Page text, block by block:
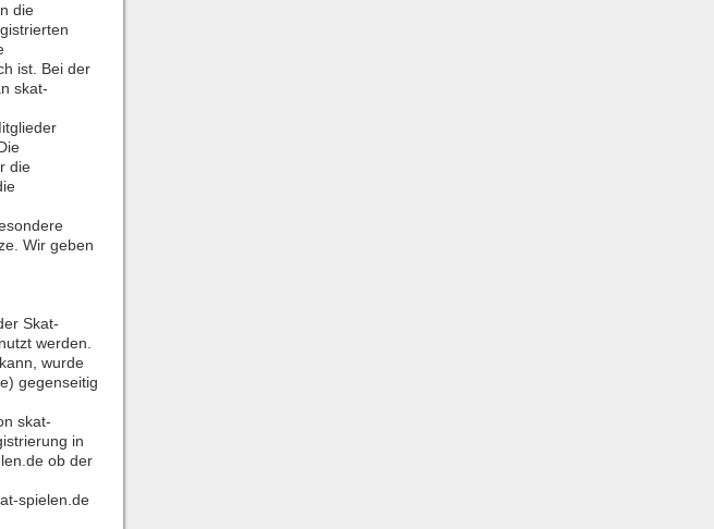
die
ist. Bei der
skat-
die
Wir geben
Skat-
werden.
wurde
gegenseitig
skat-
in
ob der
spielen.de